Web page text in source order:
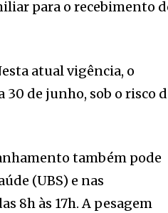
para o recebimento
atual vigência, o
de junho, sob o risco
também pode
(UBS) e nas
8h às 17h. A pesagem